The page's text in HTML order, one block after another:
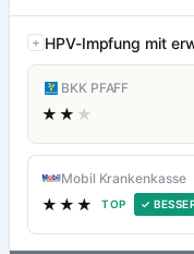
HPV-Impfung mit
BKK PFAFF
★★ ★
Mobil Krankenkasse
★★★ TOP ✓